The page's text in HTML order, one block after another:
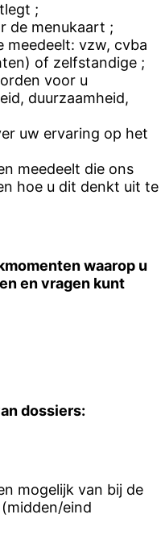
;
de menukaart ;
meedeelt: vzw, cvba
of zelfstandige ;
voor u
duurzaamheid,
uw ervaring op het
meedeelt die ons
hoe u dit denkt uit te
waarop u
en vragen kunt
dossiers:
mogelijk van bij de
eind